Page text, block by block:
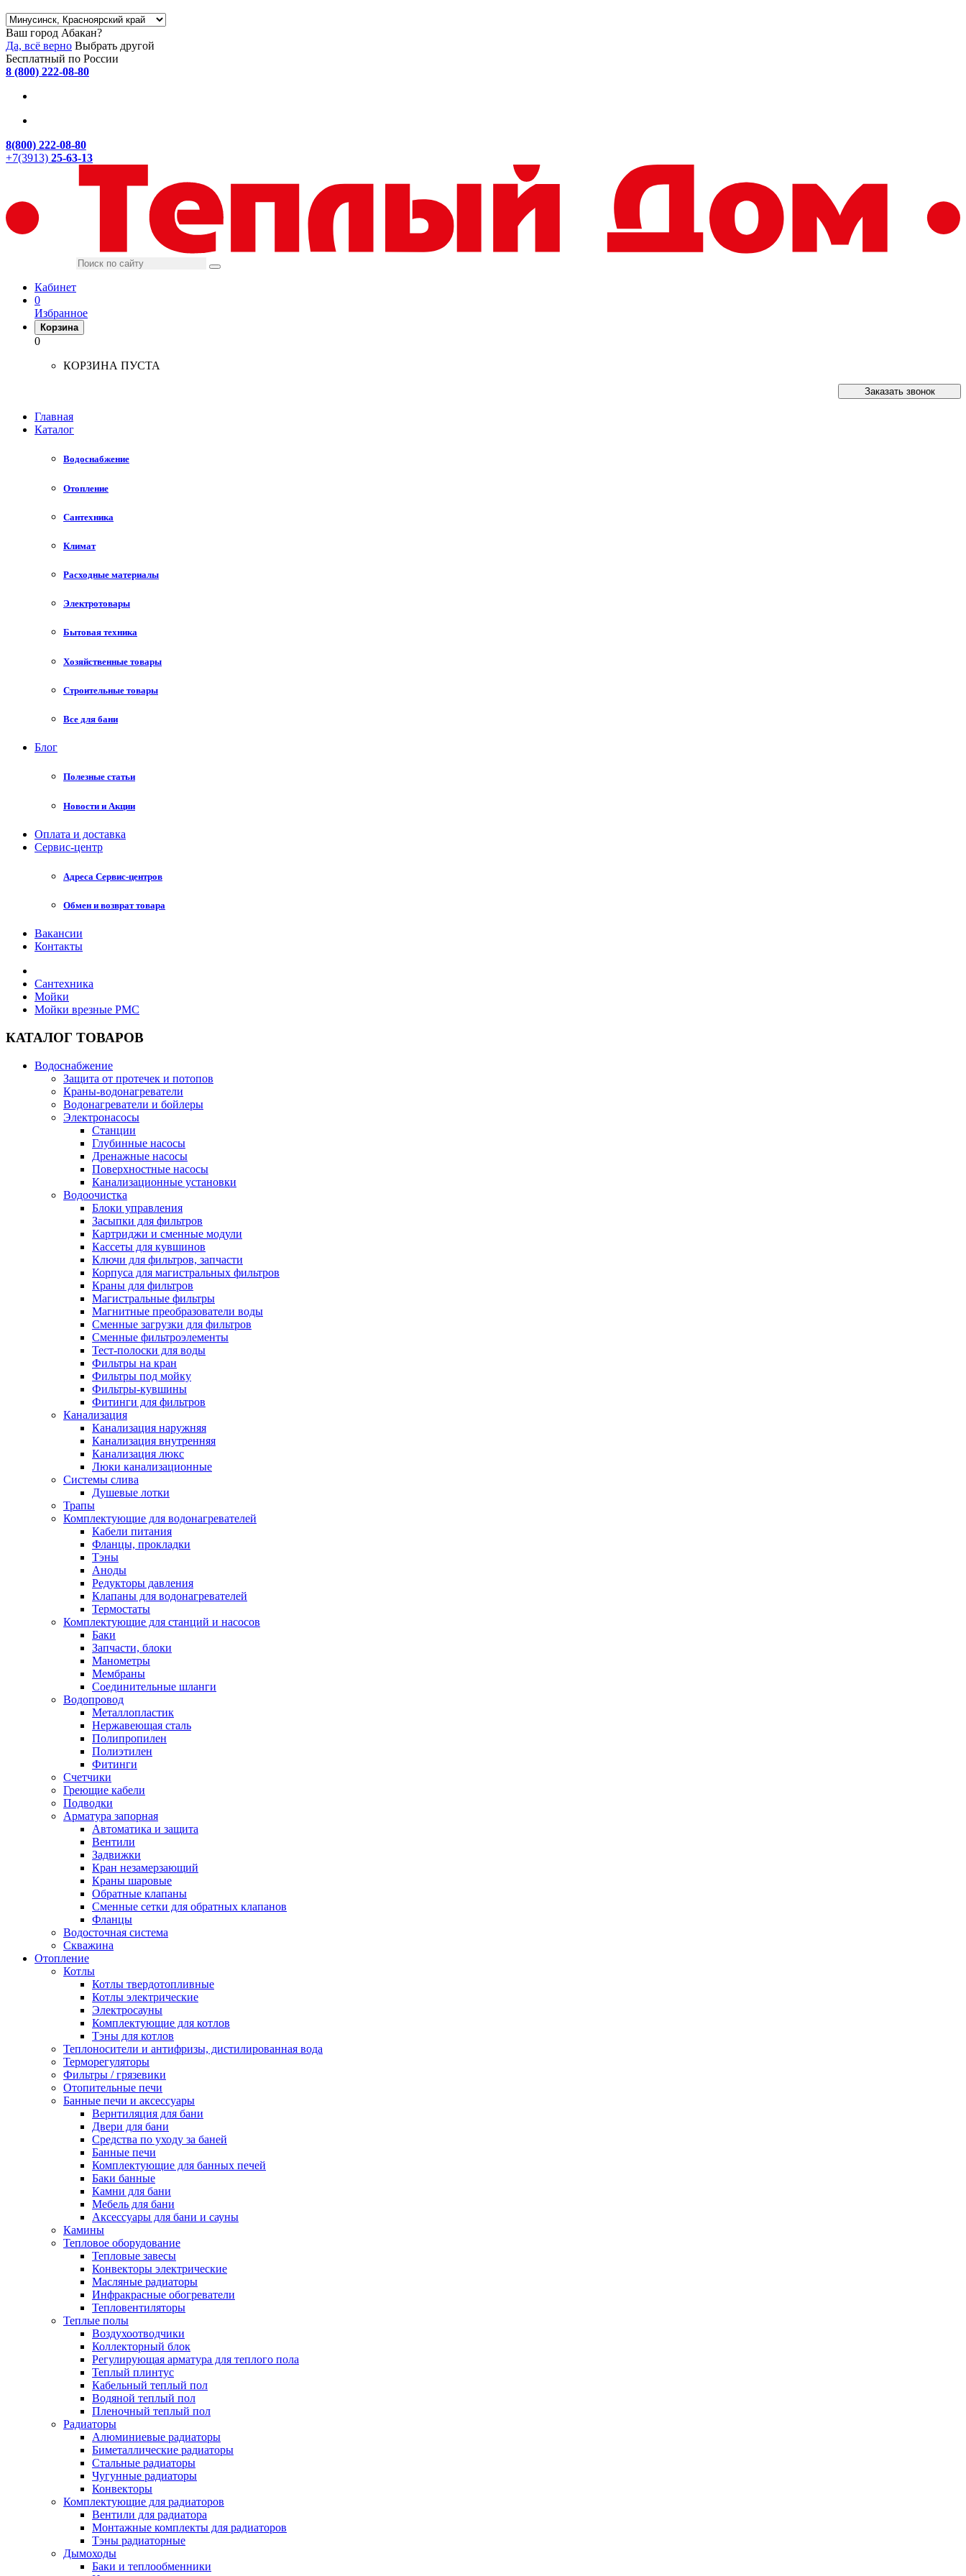
Ваш город Абакан?
Да, всё верно Выбрать другой
Бесплатный по России
8 (800) 222-08-80
8(800) 222-08-80
+7(3913) 25-63-13
Кабинет
0
Избранное
Корзина
0
КОРЗИНА ПУСТА
Заказать звонок
Главная
Каталог
Водоснабжение
Отопление
Сантехника
Климат
Расходные материалы
Электротовары
Бытовая техника
Хозяйственные товары
Строительные товары
Все для бани
Блог
Полезные статьи
Новости и Акции
Оплата и доставка
Сервис-центр
Адреса Сервис-центров
Обмен и возврат товара
Вакансии
Контакты
Сантехника
Мойки
Мойки врезные РМС
КАТАЛОГ ТОВАРОВ
Водоснабжение
Защита от протечек и потопов
Краны-водонагреватели
Водонагреватели и бойлеры
Электронасосы
Станции
Глубинные насосы
Дренажные насосы
Поверхностные насосы
Канализационные установки
Водоочистка
Блоки управления
Засыпки для фильтров
Картриджи и сменные модули
Кассеты для кувшинов
Ключи для фильтров, запчасти
Корпуса для магистральных фильтров
Краны для фильтров
Магистральные фильтры
Магнитные преобразователи воды
Сменные загрузки для фильтров
Сменные фильтроэлементы
Тест-полоски для воды
Фильтры на кран
Фильтры под мойку
Фильтры-кувшины
Фитинги для фильтров
Канализация
Канализация наружняя
Канализация внутренняя
Канализация люкс
Люки канализационные
Системы слива
Душевые лотки
Трапы
Комплектующие для водонагревателей
Кабели питания
Фланцы, прокладки
Тэны
Аноды
Редукторы давления
Клапаны для водонагревателей
Термостаты
Комплектующие для станций и насосов
Баки
Запчасти, блоки
Манометры
Мембраны
Соединительные шланги
Водопровод
Металлопластик
Нержавеющая сталь
Полипропилен
Полиэтилен
Фитинги
Счетчики
Греющие кабели
Подводки
Арматура запорная
Автоматика и защита
Вентили
Задвижки
Кран незамерзающий
Краны шаровые
Обратные клапаны
Сменные сетки для обратных клапанов
Фланцы
Водосточная система
Скважина
Отопление
Котлы
Котлы твердотопливные
Котлы электрические
Электросауны
Комплектующие для котлов
Тэны для котлов
Теплоносители и антифризы, дистилированная вода
Терморегуляторы
Фильтры / грязевики
Отопительные печи
Банные печи и аксессуары
Вернтиляция для бани
Двери для бани
Средства по уходу за баней
Банные печи
Комплектующие для банных печей
Баки банные
Камни для бани
Мебель для бани
Аксессуары для бани и сауны
Камины
Тепловое оборудование
Тепловые завесы
Конвекторы электрические
Масляные радиаторы
Инфракрасные обогреватели
Тепловентиляторы
Теплые полы
Воздухоотводчики
Коллекторный блок
Регулирующая арматура для теплого пола
Теплый плинтус
Кабельный теплый пол
Водяной теплый пол
Пленочный теплый пол
Радиаторы
Алюминиевые радиаторы
Биметаллические радиаторы
Стальные радиаторы
Чугунные радиаторы
Конвекторы
Комплектующие для радиаторов
Вентили для радиатора
Монтажные комплекты для радиаторов
Тэны радиаторные
Дымоходы
Баки и теплообменники